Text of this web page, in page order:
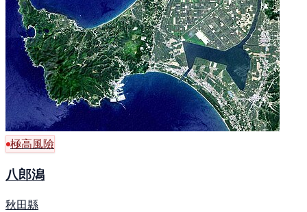
極高風險
八郎潟
秋田縣